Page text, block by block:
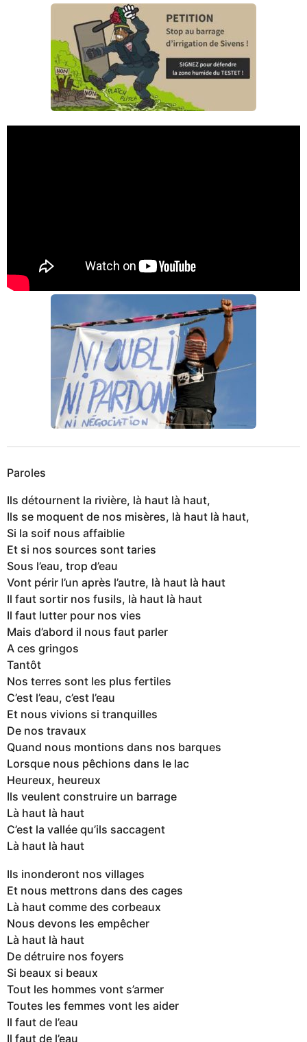
Paroles
Ils détournent la rivière, là haut là haut,
Ils se moquent de nos misères, là haut là haut,
Si la soif nous affaiblie
Et si nos sources sont taries
Sous l’eau, trop d’eau
Vont périr l’un après l’autre, là haut là haut
Il faut sortir nos fusils, là haut là haut
Il faut lutter pour nos vies
Mais d’abord il nous faut parler
A ces gringos
Tantôt
Nos terres sont les plus fertiles
C’est l’eau, c’est l’eau
Et nous vivions si tranquilles
De nos travaux
Quand nous montions dans nos barques
Lorsque nous pêchions dans le lac
Heureux, heureux
Ils veulent construire un barrage
Là haut là haut
C’est la vallée qu’ils saccagent
Là haut là haut
Ils inonderont nos villages
Et nous mettrons dans des cages
Là haut comme des corbeaux
Nous devons les empêcher
Là haut là haut
De détruire nos foyers
Si beaux si beaux
Tout les hommes vont s’armer
Toutes les femmes vont les aider
Il faut de l’eau
Il faut de l’eau